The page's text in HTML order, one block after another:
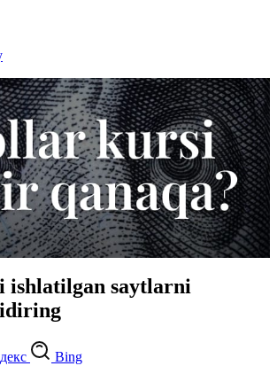
ishlatilgan saytlarni
Bing